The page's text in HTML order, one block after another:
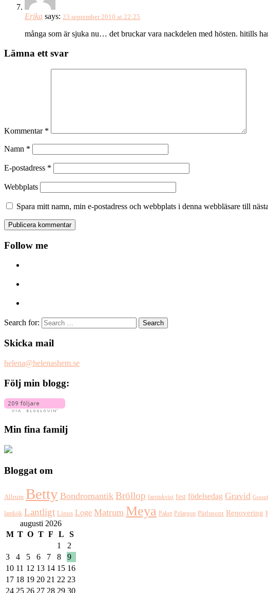
Erika says: 23 september 2010 at 22:25
många som är sjuka nu… det bruckar vara nackdelen med hösten. hitills
Lämna ett svar
Kommentar *
Namn *
E-postadress *
Webbplats
Spara mitt namn, min e-postadress och webbplats i denna webbläsare till
Follow me
Search for:
Skicka mail
helena@helenashem.se
Följ min blogg:
Min fina familj
Bloggat om
Allrum Betty Bondromantik Bröllop farstukvist fest födelsedag Gravid
lantkök Lantligt Linus Loge Matrum Meya Paket Pelargon Pärlspont Renovering
augusti 2026
M T O T F L
S
1
2
3
4 5 6 7 8
9
10 11 12 13 14 15 16
17 18 19 20 21 22 23
24 25 26 27 28 29 30